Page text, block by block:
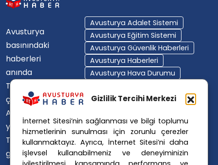
Gizlilik Tercihi Merkezi
İnternet Sitesi’nin sağlanması ve bilgi toplumu
hizmetlerinin sunulması için zorunlu çerezler
kullanmaktayız. Ayrıca, İnternet Sitesi’ni daha
işlevsel kullanabilmeniz ve deneyiminizin
Avusturya
basınındaki
haberleri
anında
Türkçe'ye
çevirerek,
Avusturya'da
yaşayan
Türklerin ülke
gündemini
Avusturya Adalet Sistemi
Avusturya Eğitim Sistemi
Avusturya Güvenlik Haberleri
Avusturya Haberleri
Avusturya Hava Durumu
Avusturya Polisi
Avusturya Polis Soruşturması
Avusturya Sağlık Sistemi
Avusturya Siyaseti
Avusturya Suç Haberleri